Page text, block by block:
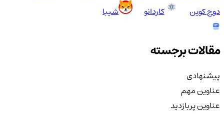
دوج کوین
کاردانو شیبا
مقالات برجسته
پیشنهادی
عناوین مهم
عناوین پربازدید